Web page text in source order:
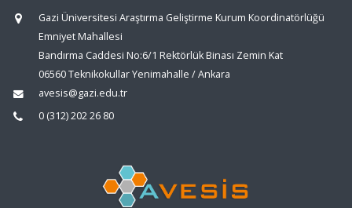
Gazi Üniversitesi Araştırma Geliştirme Kurum Koordinatörlüğü
Emniyet Mahallesi
Bandırma Caddesi No:6/1 Rektörlük Binası Zemin Kat
06560 Teknikokullar Yenimahalle / Ankara
avesis@gazi.edu.tr
0 (312) 202 26 80